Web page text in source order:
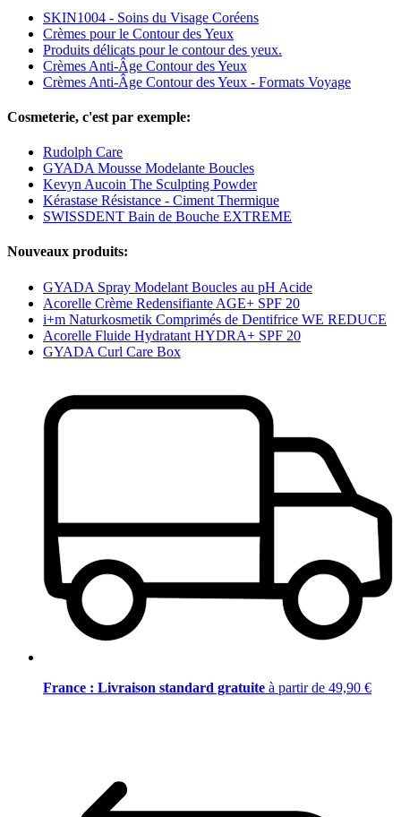
SKIN1004 - Soins du Visage Coréens
Crèmes pour le Contour des Yeux
Produits délicats pour le contour des yeux.
Crèmes Anti-Âge Contour des Yeux
Crèmes Anti-Âge Contour des Yeux - Formats Voyage
Cosmeterie, c'est par exemple:
Rudolph Care
GYADA Mousse Modelante Boucles
Kevyn Aucoin The Sculpting Powder
Kérastase Résistance - Ciment Thermique
SWISSDENT Bain de Bouche EXTREME
Nouveaux produits:
GYADA Spray Modelant Boucles au pH Acide
Acorelle Crème Redensifiante AGE+ SPF 20
i+m Naturkosmetik Comprimés de Dentifrice WE REDUCE
Acorelle Fluide Hydratant HYDRA+ SPF 20
GYADA Curl Care Box
France : Livraison standard gratuite à partir de 49,90 €